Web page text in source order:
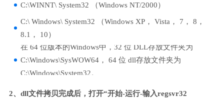
C:\WINNT\ System32 （Windows NT/2000）
C:\ Windows\ System32 （Windows XP， Vista， 7， 8，
8.1， 10）
在 64 位版本的Windows中，32 位 DLL存放文件夹为
C:\Windows\SysWOW64， 64 位 dll存放文件夹为
C:\Windows\System32。
2、dll文件拷贝完成后，打开“开始-运行-输入regsvr32